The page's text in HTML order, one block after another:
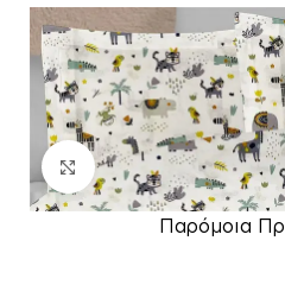
Κάντε κλικ για
Παρόμοια